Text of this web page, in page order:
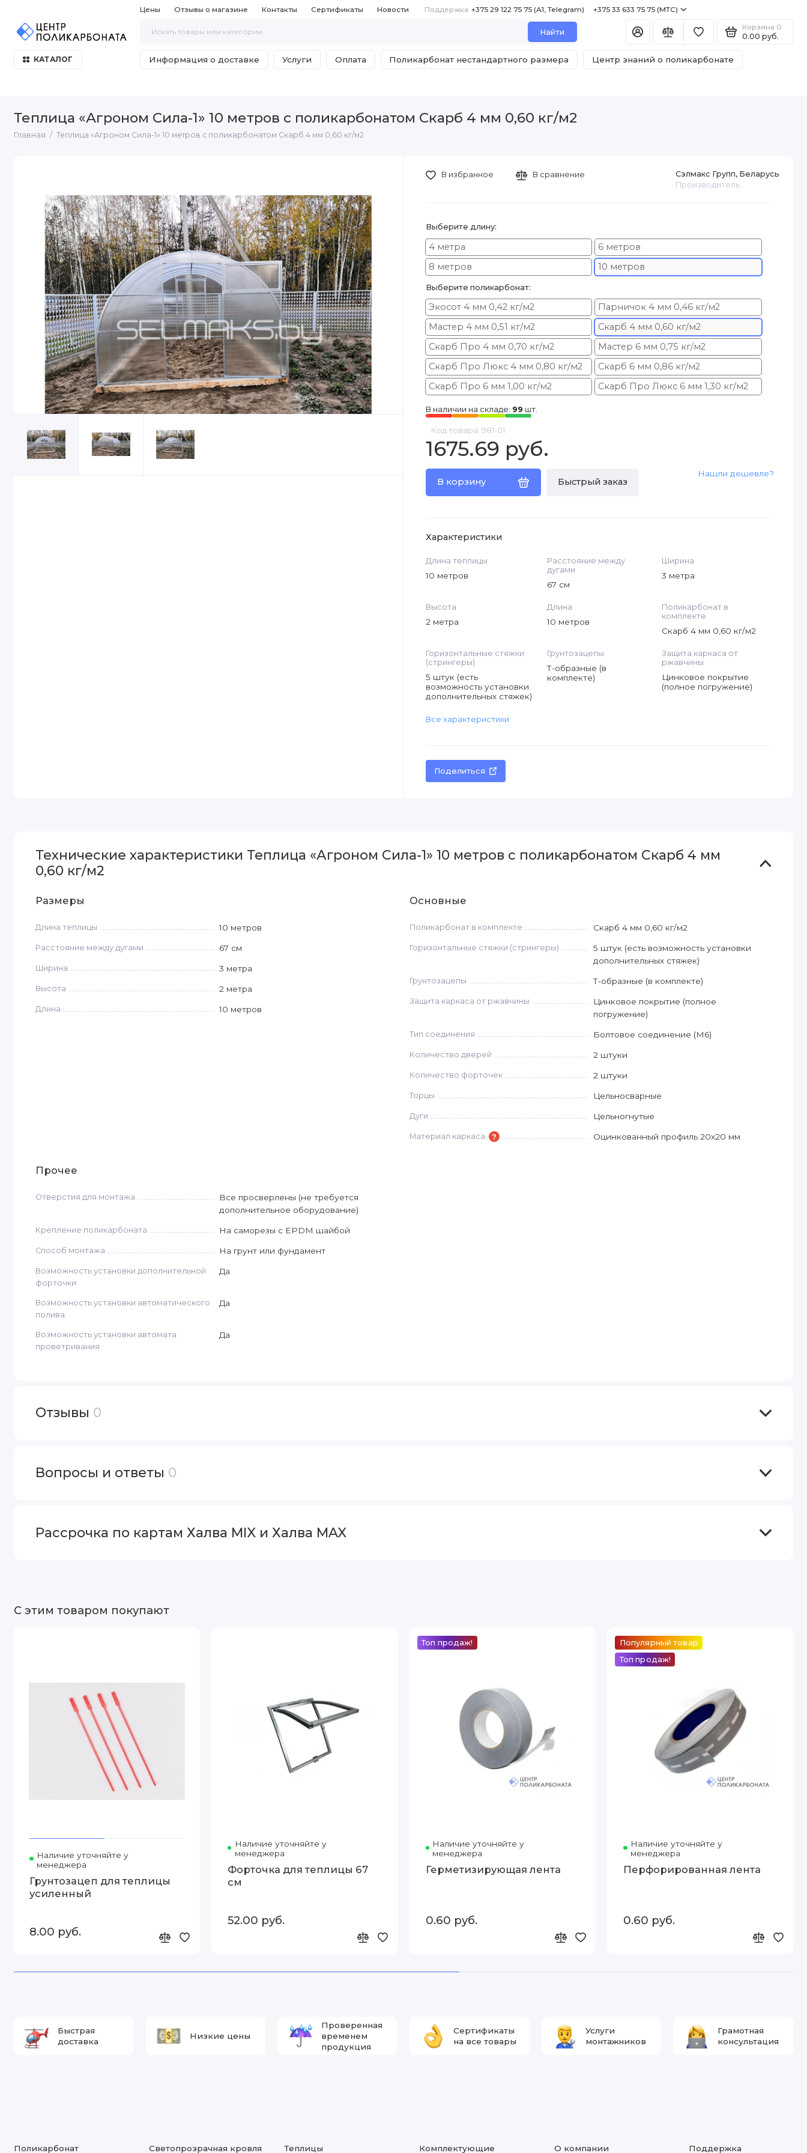
Цены Отзывы о магазине Контакты Сертификаты Новости Поддержка +375 29 122 75 75 (A1, Telegram) +375 33 633 75 75 (МТС)
Найти
Корзина 0
0.00 руб.
КАТАЛОГ Информация о доставке Услуги Оплата Поликарбонат нестандартного размера Центр знаний о поликарбонате
Теплица «Агроном Сила-1» 10 метров с поликарбонатом Скарб 4 мм 0,60 кг/м2
Главная Теплица «Агроном Сила-1» 10 метров с поликарбонатом Скарб 4 мм 0,60 кг/м2
В наличии на складе: 99 шт.
Код товара: 981-01
Сэлмакс Групп, Беларусь
Производитель
1675.69 руб.
В корзину Быстрый заказ
Нашли дешевле?
В избранное В сравнение
Выберите длину:
4 метра
6 метров
8 метров
10 метров
Выберите поликарбонат:
Экосот 4 мм 0,42 кг/м2
Парничок 4 мм 0,46 кг/м2
Мастер 4 мм 0,51 кг/м2
Скарб 4 мм 0,60 кг/м2
Скарб Про 4 мм 0,70 кг/м2
Мастер 6 мм 0,75 кг/м2
Скарб Про Люкс 4 мм 0,80 кг/м2
Скарб 6 мм 0,86 кг/м2
Скарб Про 6 мм 1,00 кг/м2
Скарб Про Люкс 6 мм 1,30 кг/м2
Характеристики
Длина теплицы
10 метров
Расстояние между
дугами
67 см
Ширина
3 метра
Высота
2 метра
Длина
10 метров
Поликарбонат в
комплекте
Скарб 4 мм 0,60 кг/м2
Горизонтальные стяжки
(стрингеры)
5 штук (есть
возможность установки
дополнительных стяжек)
Грунтозацепы
Т-образные (в
комплекте)
Защита каркаса от
ржавчины
Цинковое покрытие
(полное погружение)
Все характеристики
Поделиться
Технические характеристики Теплица «Агроном Сила-1» 10 метров с поликарбонатом Скарб 4 мм
0,60 кг/м2
Размеры
Длина теплицы 10 метров
Расстояние между дугами 67 см
Ширина 3 метра
Высота 2 метра
Длина 10 метров
Основные
Поликарбонат в комплекте Скарб 4 мм 0,60 кг/м2
Горизонтальные стяжки (стрингеры)
5 штук (есть возможность установки
дополнительных стяжек)
Грунтозацепы Т-образные (в комплекте)
Защита каркаса от ржавчины
Цинковое покрытие (полное
погружение)
Тип соединения Болтовое соединение (М6)
Количество дверей 2 штуки
Количество форточек 2 штуки
Торцы Цельносварные
Дуги Цельногнутые
Материал каркаса ? Оцинкованный профиль 20х20 мм
Прочее
Отверстия для монтажа
Все просверлены (не требуется
дополнительное оборудование)
Крепление поликарбоната На саморезы с EPDM шайбой
Способ монтажа На грунт или фундамент
Возможность установки дополнительной
форточки
Да
Возможность установки автоматического
полива
Да
Возможность установки автомата
проветривания
Да
Отзывы 0
Вопросы и ответы 0
Рассрочка по картам Халва MIX и Халва MAX
С этим товаром покупают
Наличие уточняйте у
менеджера
Грунтозацеп для теплицы
усиленный
8.00 руб.
Наличие уточняйте у
менеджера
Форточка для теплицы 67
см
52.00 руб.
Топ продаж!
Наличие уточняйте у
менеджера
Герметизирующая лента
0.60 руб.
Популярный товар
Топ продаж!
Наличие уточняйте у
менеджера
Перфорированная лента
0.60 руб.
Быстрая
доставка
Низкие цены
Проверенная
временем
продукция
Сертификаты
на все товары
Услуги
монтажников
Грамотная
консультация
Поликарбонат Светопрозрачная кровля Теплицы Комплектующие О компании Поддержка